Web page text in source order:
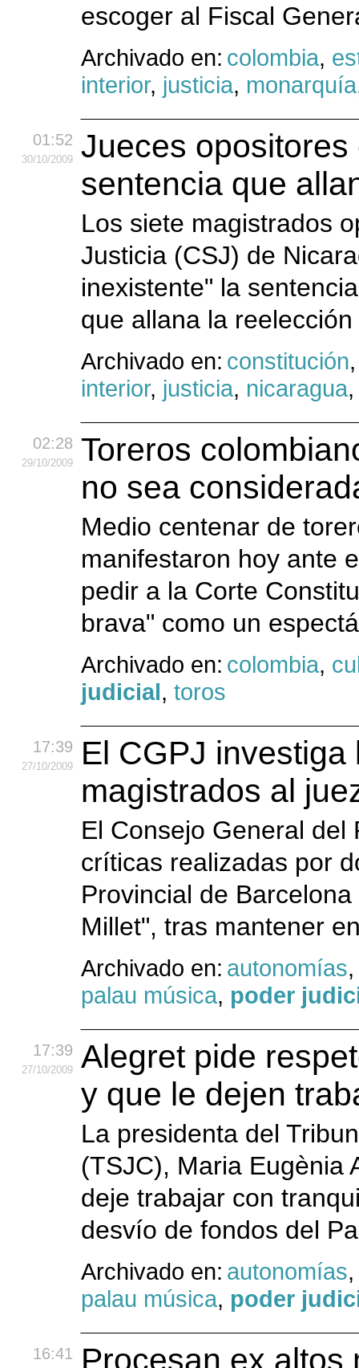
escoger al Fiscal
Archivado en: colombia,
interior, justicia, monarquía
01:52
30/10/2009
Jueces
sentencia que
Los siete magistrados
Justicia (CSJ) de
inexistente" la
que allana la
Archivado en: constitución
interior, justicia, nicaragua
02:28
29/10/2009
Toreros
no sea
Medio centenar de
manifestaron hoy ante
pedir a la Corte
brava" como un
Archivado en: colombia,
judicial, toros
17:39
27/10/2009
El CGPJ
magistrados al
El Consejo General del
críticas realizadas por
Provincial de
Millet", tras mantener
Archivado en: autonomías
palau música, poder
17:39
27/10/2009
Alegret pide
y que le dejen
La presidenta del
(TSJC), Maria Eugènia
deje trabajar con
desvío de fondos del
Archivado en: autonomías
palau música, poder
16:41 Procesan ex altos